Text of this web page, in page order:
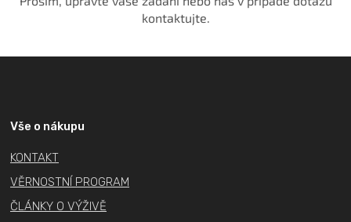
Vše o nákupu
KONTAKT
VĚRNOSTNÍ PROGRAM
ČLÁNKY O VÝŽIVĚ